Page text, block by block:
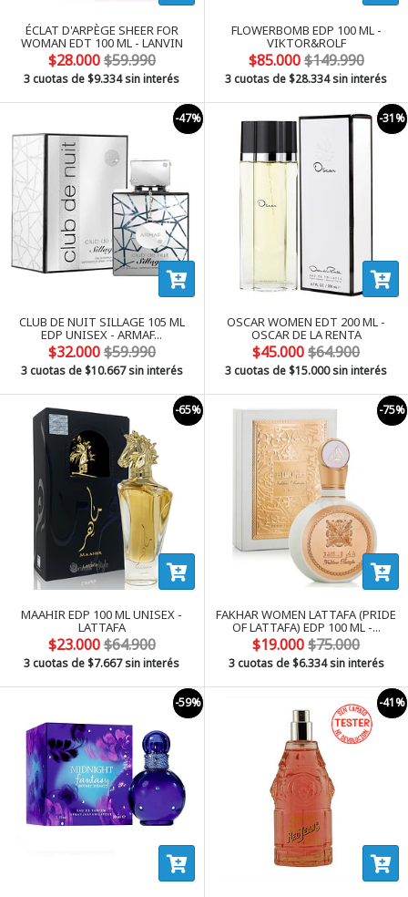
ÉCLAT D'ARPÈGE SHEER FOR
WOMAN EDT 100 ML - LANVIN
$28.000$59.990
3 cuotas de$9.334sin interés
FLOWERBOMB EDP 100 ML -
VIKTOR&ROLF
$85.000$149.990
3 cuotas de$28.334sin interés
-47%
CLUB DE NUIT SILLAGE 105 ML
EDP UNISEX - ARMAF...
$32.000$59.990
3 cuotas de$10.667sin interés
-31%
OSCAR WOMEN EDT 200 ML -
OSCAR DE LA RENTA
$45.000$64.900
3 cuotas de$15.000sin interés
-65%
MAAHIR EDP 100 ML UNISEX -
LATTAFA
$23.000$64.900
3 cuotas de$7.667sin interés
-75%
FAKHAR WOMEN LATTAFA (PRIDE
OF LATTAFA) EDP 100 ML -...
$19.000$75.000
3 cuotas de$6.334sin interés
-59% -41%